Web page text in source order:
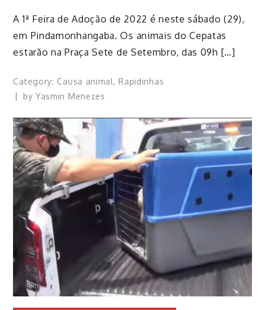
A 1ª Feira de Adoção de 2022 é neste sábado (29),
em Pindamonhangaba. Os animais do Cepatas
estarão na Praça Sete de Setembro, das 09h […]
Category: Causa animal, Rapidinhas
by Yasmin Menezes